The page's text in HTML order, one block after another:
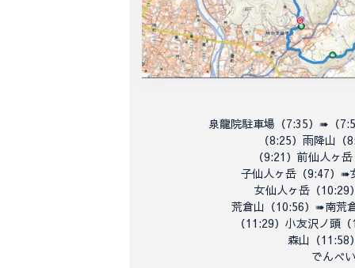
泉龍院駐車場（7:35）➠（
（8:25）雨降山
（9:21）前仙人ヶ
子仙人ヶ岳 （9:47）➠
女仙人ヶ岳（
荒倉山（10:56）➠南荒
（11:29）小友沢ノ頭
森山（11:58
でんべ